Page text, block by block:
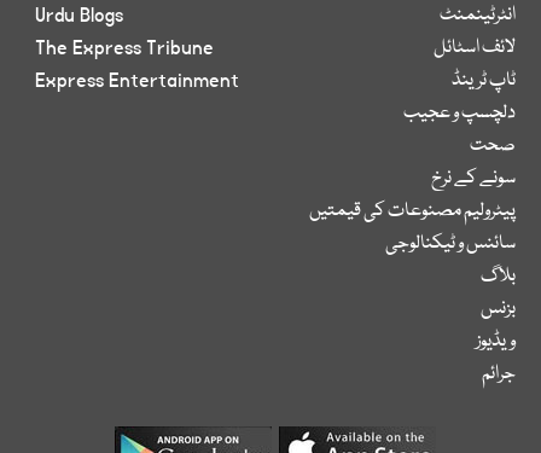
انٹرٹینمنٹ
لائف اسٹائل
ٹاپ ٹرینڈ
دلچسپ و عجیب
صحت
سونے کے نرخ
پیٹرولیم مصنوعات کی قیمتیں
سائنس و ٹیکنالوجی
بلاگ
بزنس
ویڈیوز
جرائم
Urdu Blogs
The Express Tribune
Express Entertainment